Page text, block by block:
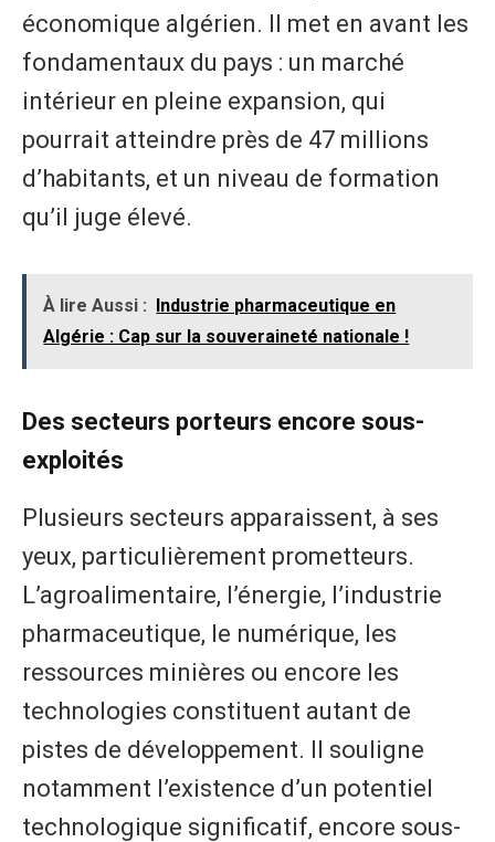
économique algérien. Il met en avant les
fondamentaux du pays : un marché
intérieur en pleine expansion, qui
pourrait atteindre près de 47 millions
d’habitants, et un niveau de formation
qu’il juge élevé.
À lire Aussi : Industrie pharmaceutique en
Algérie : Cap sur la souveraineté nationale !
Des secteurs porteurs encore sous-
exploités
Plusieurs secteurs apparaissent, à ses
yeux, particulièrement prometteurs.
L’agroalimentaire, l’énergie, l’industrie
pharmaceutique, le numérique, les
ressources minières ou encore les
technologies constituent autant de
pistes de développement. Il souligne
notamment l’existence d’un potentiel
technologique significatif, encore sous-